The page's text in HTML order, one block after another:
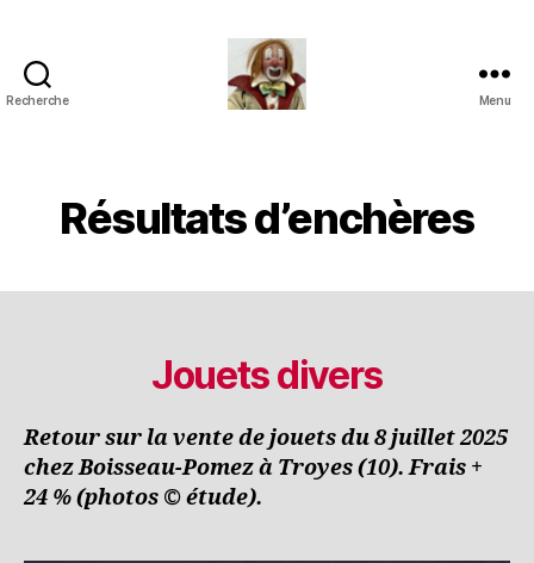
Recherche
Collection
Menu
Résultats d’enchères
Jouets divers
Retour sur la vente de jouets du 8 juillet 2025
chez Boisseau-Pomez à Troyes (10).Frais +
24 % (photos © étude).